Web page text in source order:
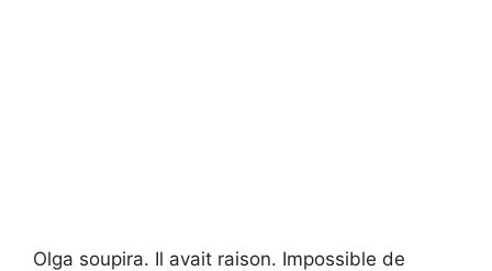
Olga soupira. Il avait raison. Impossible de